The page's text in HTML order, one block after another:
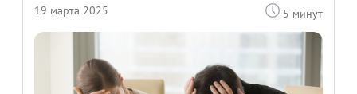
19 марта 2025 5 минут